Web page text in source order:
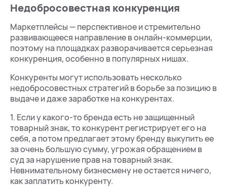
Недобросовестная конкуренция
Маркетплейсы — перспективное и стремительно
развивающееся направление в онлайн-коммерции,
поэтому на площадках разворачивается серьезная
конкуренция, особенно в популярных нишах.
Конкуренты могут использовать несколько
недобросовестных стратегий в борьбе за позицию в
выдаче и даже заработке на конкурентах.
1. Если у какого-то бренда есть не защищенный
товарный знак, то конкурент регистрирует его на
себя, а потом предлагает этому бренду выкупить ее
за очень большую сумму, угрожая обращением в
суд за нарушение прав на товарный знак.
Невнимательному бизнесмену не остается ничего,
как заплатить конкуренту.